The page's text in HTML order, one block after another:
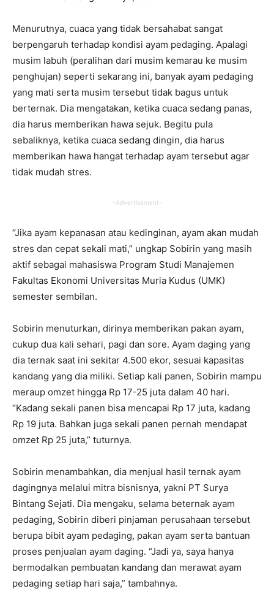
Menurutnya, cuaca yang tidak bersahabat sangat
berpengaruh terhadap kondisi ayam pedaging. Apalagi
musim labuh (peralihan dari musim kemarau ke musim
penghujan) seperti sekarang ini, banyak ayam pedaging
yang mati serta musim tersebut tidak bagus untuk
berternak. Dia mengatakan, ketika cuaca sedang panas,
dia harus memberikan hawa sejuk. Begitu pula
sebaliknya, ketika cuaca sedang dingin, dia harus
memberikan hawa hangat terhadap ayam tersebut agar
tidak mudah stres.
-Advertisement-
“Jika ayam kepanasan atau kedinginan, ayam akan mudah
stres dan cepat sekali mati,” ungkap Sobirin yang masih
aktif sebagai mahasiswa Program Studi Manajemen
Fakultas Ekonomi Universitas Muria Kudus (UMK)
semester sembilan.
Sobirin menuturkan, dirinya memberikan pakan ayam,
cukup dua kali sehari, pagi dan sore. Ayam daging yang
dia ternak saat ini sekitar 4.500 ekor, sesuai kapasitas
kandang yang dia miliki. Setiap kali panen, Sobirin mampu
meraup omzet hingga Rp 17-25 juta dalam 40 hari.
“Kadang sekali panen bisa mencapai Rp 17 juta, kadang
Rp 19 juta. Bahkan juga sekali panen pernah mendapat
omzet Rp 25 juta,” tuturnya.
Sobirin menambahkan, dia menjual hasil ternak ayam
dagingnya melalui mitra bisnisnya, yakni PT Surya
Bintang Sejati. Dia mengaku, selama beternak ayam
pedaging, Sobirin diberi pinjaman perusahaan tersebut
berupa bibit ayam pedaging, pakan ayam serta bantuan
proses penjualan ayam daging. “Jadi ya, saya hanya
bermodalkan pembuatan kandang dan merawat ayam
pedaging setiap hari saja,” tambahnya.